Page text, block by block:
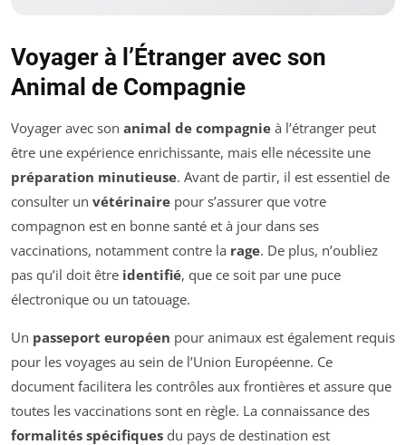
Voyager à l’Étranger avec son
Animal de Compagnie
Voyager avec son animal de compagnie à l’étranger peut
être une expérience enrichissante, mais elle nécessite une
préparation minutieuse. Avant de partir, il est essentiel de
consulter un vétérinaire pour s’assurer que votre
compagnon est en bonne santé et à jour dans ses
vaccinations, notamment contre la rage. De plus, n’oubliez
pas qu’il doit être identifié, que ce soit par une puce
électronique ou un tatouage.
Un passeport européen pour animaux est également requis
pour les voyages au sein de l’Union Européenne. Ce
document facilitera les contrôles aux frontières et assure que
toutes les vaccinations sont en règle. La connaissance des
formalités spécifiques du pays de destination est